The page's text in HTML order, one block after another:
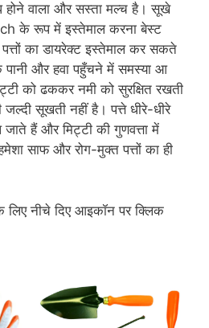
वाला और सस्ता मल्च है। सूखे
के रूप में इस्तेमाल करना बेस्ट
का डायरेक्ट इस्तेमाल कर सकते
और हवा पहुँचने में समस्या आ
को ढककर नमी को सुरक्षित रखती
सूखती नहीं है। पत्ते धीरे-धीरे
हैं और मिट्टी की गुणवत्ता में
साफ और रोग-मुक्त पत्तों का ही
लिए नीचे दिए आइकॉन पर क्लिक